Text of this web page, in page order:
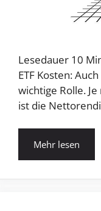
Lesedauer 10
ETF Kosten:
wichtige Rolle.
ist die
Mehr lesen